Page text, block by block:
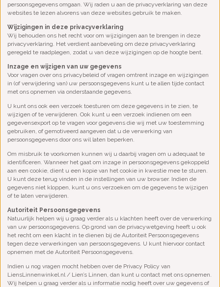
persoonsgegevens omgaan. Wij raden u aan de privacyverklaring van deze
websites te lezen alvorens van deze websites gebruik te maken.
Wijzigingen in deze privacyverklaring
Wij behouden ons het recht voor om wijzigingen aan te brengen in deze
privacyverklaring. Het verdient aanbeveling om deze privacyverklaring
geregeld te raadplegen, zodat u van deze wijzigingen op de hoogte bent.
Inzage en wijzigen van uw gegevens
Voor vragen over ons privacybeleid of vragen omtrent inzage en wijzigingen
in (of verwijdering van) uw persoonsgegevens kunt u te allen tijde contact
met ons opnemen via onderstaande gegevens.
U kunt ons ook een verzoek toesturen om deze gegevens in te zien, te
wijzigen of te verwijderen. Ook kunt u een verzoek indienen om een
gegevensexport op te vragen voor gegevens die wij met uw toestemming
gebruiken, of gemotiveerd aangeven dat u de verwerking van
persoonsgegevens door ons wil laten beperken.
Om misbruik te voorkomen kunnen wij u daarbij vragen om u adequaat te
identificeren. Wanneer het gaat om inzage in persoonsgegevens gekoppeld
aan een cookie, dient u een kopie van het cookie in kwestie mee te sturen.
U kunt deze terug vinden in de instellingen van uw browser. Indien de
gegevens niet kloppen, kunt u ons verzoeken om de gegevens te wijzigen
of te laten verwijderen.
Autoriteit Persoonsgegevens
Natuurlijk helpen wij u graag verder als u klachten heeft over de verwerking
van uw persoonsgegevens. Op grond van de privacywetgeving heeft u ook
het recht om een klacht in te dienen bij de Autoriteit Persoonsgegevens
tegen deze verwerkingen van persoonsgegevens. U kunt hiervoor contact
opnemen met de Autoriteit Persoonsgegevens.
Indien u nog vragen mocht hebben over de Privacy Policy van
LiensLinnenwinkel.nl / Lien’s Linnen, dan kunt u contact met ons opnemen.
Wij helpen u graag verder als u informatie nodig heeft over uw gegevens of